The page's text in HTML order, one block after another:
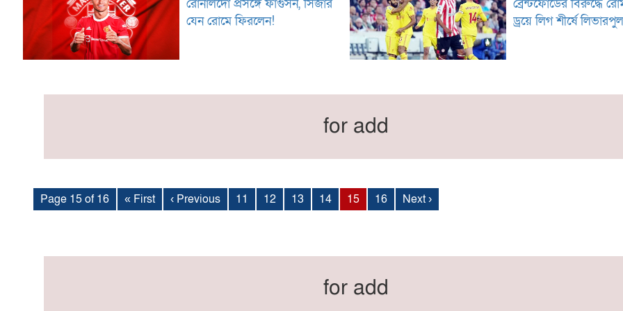
রোনালদো প্রসঙ্গে ফার্গুসন, সিজার
যেন রোমে ফিরলেন!
ব্রেন্টফোর্ডের বিরুদ্ধে
ড্রয়ে লিগ শীর্ষে
for add
Page 15 of 16 « First ‹ Previous 11 12 13 14 15 16 Next ›
for add